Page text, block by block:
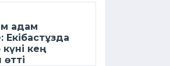
адам
Екібастұзда
кең